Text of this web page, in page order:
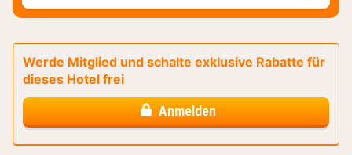
Werde Mitglied und schalte exklusive Rabatte für
dieses Hotel frei
Anmelden